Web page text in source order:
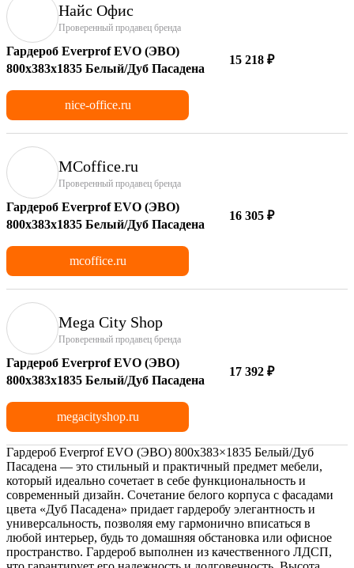
Найс Офис
Проверенный продавец бренда
Гардероб Everprof EVO (ЭВО)
800х383x1835 Белый/Дуб Пасадена
15 218 ₽
nice-office.ru
MCoffice.ru
Проверенный продавец бренда
Гардероб Everprof EVO (ЭВО)
800х383x1835 Белый/Дуб Пасадена
16 305 ₽
mcoffice.ru
Mega City Shop
Проверенный продавец бренда
Гардероб Everprof EVO (ЭВО)
800х383x1835 Белый/Дуб Пасадена
17 392 ₽
megacityshop.ru
Гардероб Everprof EVO (ЭВО) 800х383×1835 Белый/Дуб
Пасадена — это стильный и практичный предмет мебели,
который идеально сочетает в себе функциональность и
современный дизайн. Сочетание белого корпуса с фасадами
цвета «Дуб Пасадена» придает гардеробу элегантность и
универсальность, позволяя ему гармонично вписаться в
любой интерьер, будь то домашняя обстановка или офисное
пространство. Гардероб выполнен из качественного ЛДСП,